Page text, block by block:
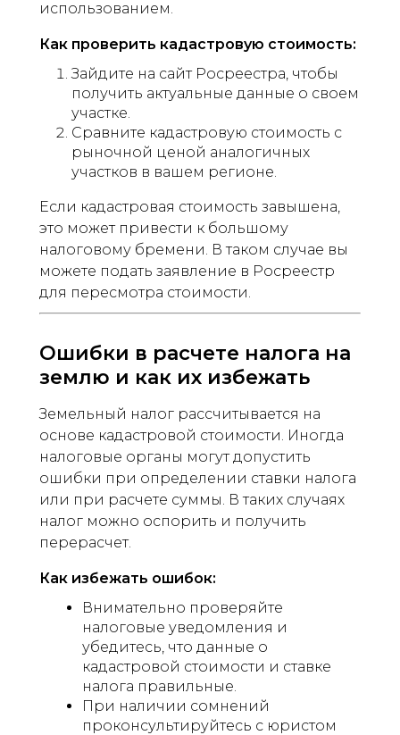
использованием.
Как проверить кадастровую стоимость:
Зайдите на сайт Росреестра, чтобы
получить актуальные данные о своем
участке.
Сравните кадастровую стоимость с
рыночной ценой аналогичных
участков в вашем регионе.
Если кадастровая стоимость завышена,
это может привести к большому
налоговому бремени. В таком случае вы
можете подать заявление в Росреестр
для пересмотра стоимости.
Ошибки в расчете налога на
землю и как их избежать
Земельный налог рассчитывается на
основе кадастровой стоимости. Иногда
налоговые органы могут допустить
ошибки при определении ставки налога
или при расчете суммы. В таких случаях
налог можно оспорить и получить
перерасчет.
Как избежать ошибок:
Внимательно проверяйте
налоговые уведомления и
убедитесь, что данные о
кадастровой стоимости и ставке
налога правильные.
При наличии сомнений
проконсультируйтесь с юристом